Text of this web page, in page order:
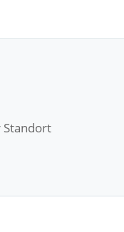
Standort